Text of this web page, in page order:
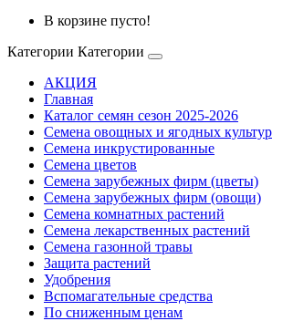
В корзине пусто!
Категории Категории
АКЦИЯ
Главная
Каталог семян сезон 2025-2026
Семена овощных и ягодных культур
Семена инкрустированные
Семена цветов
Семена зарубежных фирм (цветы)
Семена зарубежных фирм (овощи)
Семена комнатных растений
Семена лекарственных растений
Семена газонной травы
Защита растений
Удобрения
Вспомагательные средства
По сниженным ценам